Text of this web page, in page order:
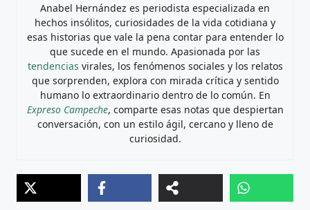
Anabel Hernández es periodista especializada en
hechos insólitos, curiosidades de la vida cotidiana y
esas historias que vale la pena contar para entender lo
que sucede en el mundo. Apasionada por las
tendencias virales, los fenómenos sociales y los relatos
que sorprenden, explora con mirada crítica y sentido
humano lo extraordinario dentro de lo común. En
Expreso Campeche, comparte esas notas que despiertan
conversación, con un estilo ágil, cercano y lleno de
curiosidad.